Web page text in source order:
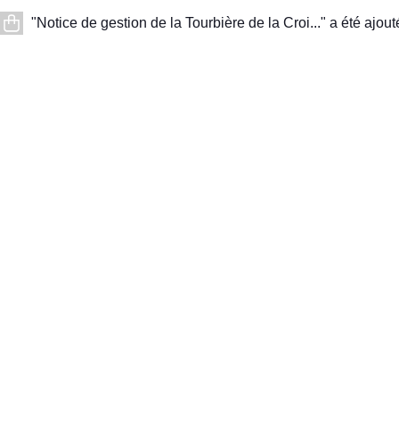
"Notice de gestion de la Tourbière de la Croi..." a été